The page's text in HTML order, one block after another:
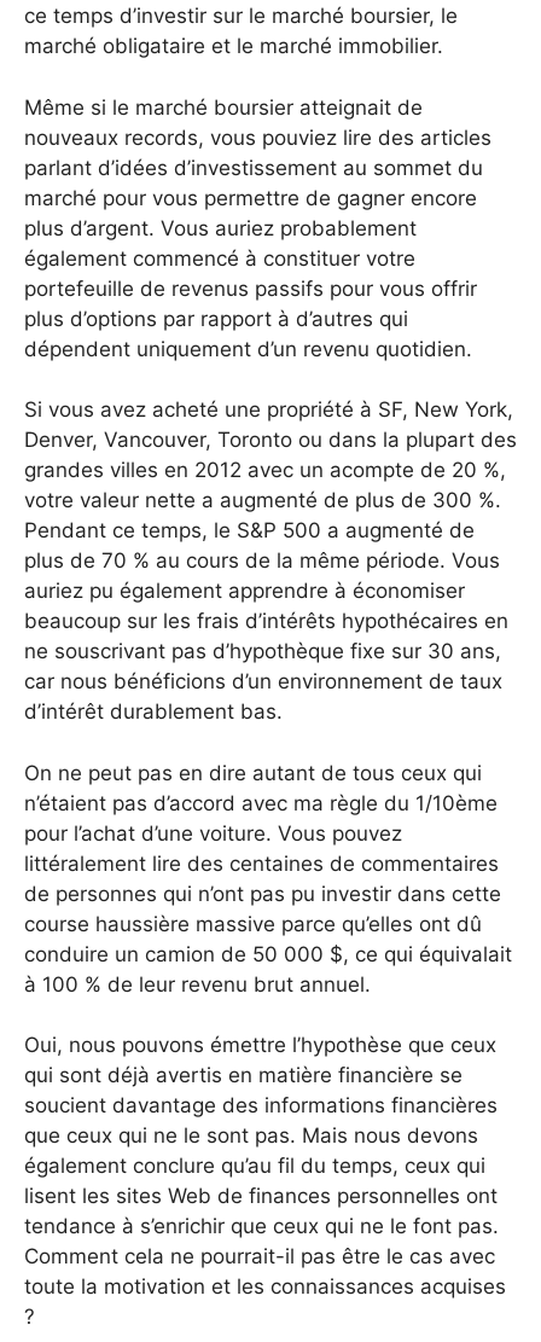
ce temps d’investir sur le marché boursier, le
marché obligataire et le marché immobilier.
Même si le marché boursier atteignait de
nouveaux records, vous pouviez lire des articles
parlant d’idées d’investissement au sommet du
marché pour vous permettre de gagner encore
plus d’argent. Vous auriez probablement
également commencé à constituer votre
portefeuille de revenus passifs pour vous offrir
plus d’options par rapport à d’autres qui
dépendent uniquement d’un revenu quotidien.
Si vous avez acheté une propriété à SF, New York,
Denver, Vancouver, Toronto ou dans la plupart des
grandes villes en 2012 avec un acompte de 20 %,
votre valeur nette a augmenté de plus de 300 %.
Pendant ce temps, le S&P 500 a augmenté de
plus de 70 % au cours de la même période. Vous
auriez pu également apprendre à économiser
beaucoup sur les frais d’intérêts hypothécaires en
ne souscrivant pas d’hypothèque fixe sur 30 ans,
car nous bénéficions d’un environnement de taux
d’intérêt durablement bas.
On ne peut pas en dire autant de tous ceux qui
n’étaient pas d’accord avec ma règle du 1/10ème
pour l’achat d’une voiture. Vous pouvez
littéralement lire des centaines de commentaires
de personnes qui n’ont pas pu investir dans cette
course haussière massive parce qu’elles ont dû
conduire un camion de 50 000 $, ce qui équivalait
à 100 % de leur revenu brut annuel.
Oui, nous pouvons émettre l’hypothèse que ceux
qui sont déjà avertis en matière financière se
soucient davantage des informations financières
que ceux qui ne le sont pas. Mais nous devons
également conclure qu’au fil du temps, ceux qui
lisent les sites Web de finances personnelles ont
tendance à s’enrichir que ceux qui ne le font pas.
Comment cela ne pourrait-il pas être le cas avec
toute la motivation et les connaissances acquises
?